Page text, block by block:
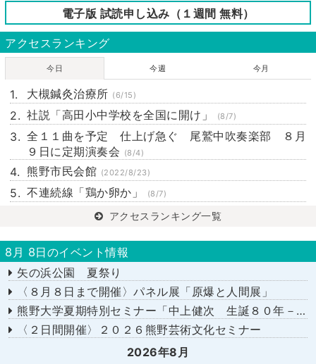
電子版 試読申し込み（１週間 無料）
アクセスランキング
今日 今週 今月
大槻鍼灸治療所 (6/15)
社説「高田小中学校を全国に開け」 (8/7)
全１１曲を予定 仕上げ急ぐ 尾鷲中吹奏楽部 ８月
９日に定期演奏会 (8/4)
熊野市民会館 (2022/8/23)
不連続線「鶏か卵か」 (8/7)
アクセスランキング一覧
8月 8日のイベント情報
矢の浜公園 夏祭り
〈８月８日まで開催〉パネル展「原爆と人間展」
熊野大学夏期特別セミナー「中上健次 生誕８０年－時代へのまなざし－」
〈２日間開催〉２０２６熊野芸術文化セミナー
2026年8月